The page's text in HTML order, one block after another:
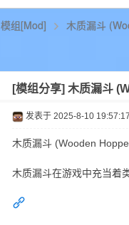
模组[Mod] 木质漏斗
[模组分享] 木质漏斗
发表于 2025-8-10
木质漏斗 (Wooden
木质漏斗在游戏中充当着